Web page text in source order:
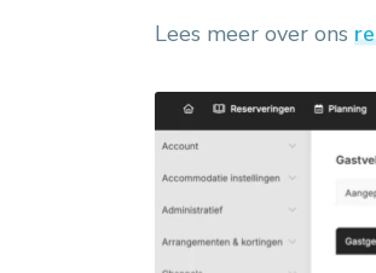
Lees meer over ons